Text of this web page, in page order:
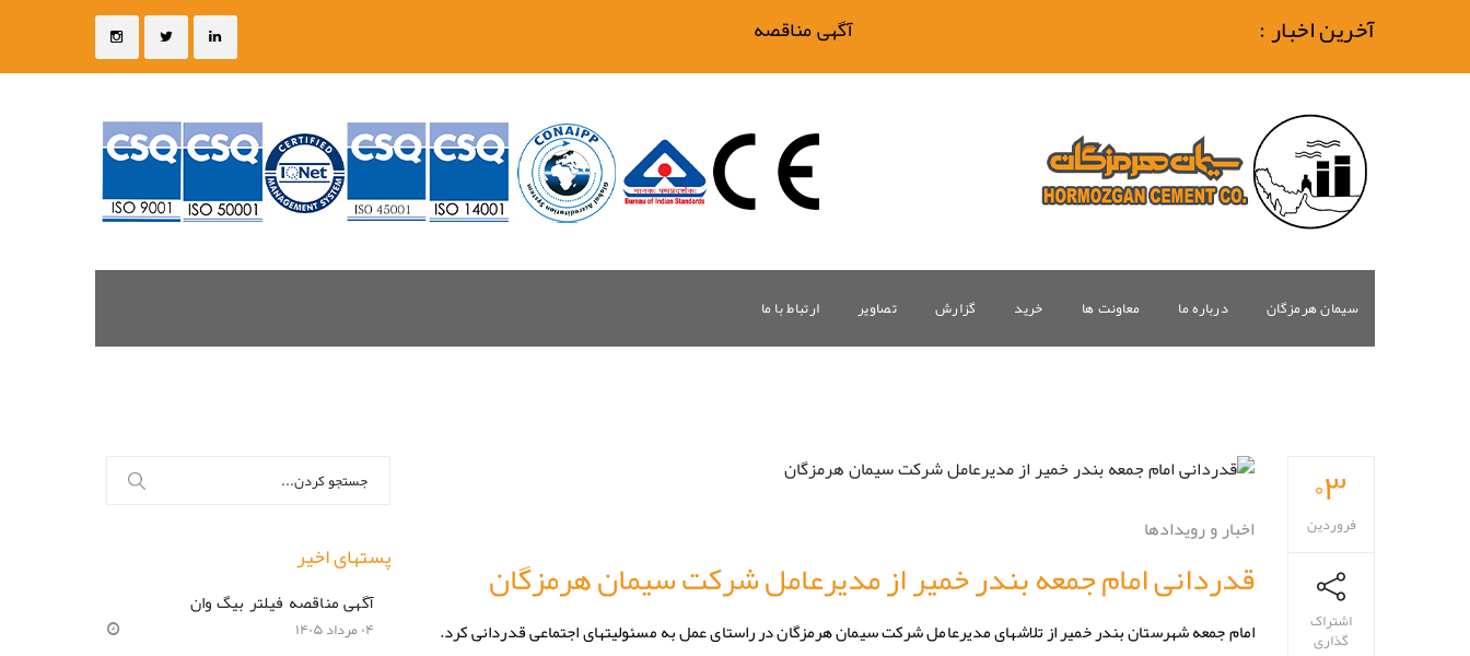
آخرین اخبار : آگهی مناقصه فیلتر بیگ وان
ارتباط با ما تصاویر گزارش خرید معاونت ها درباره ما سیمان هرمزگان
۰۳
فروردین
اشتراک
گذاری
اخبار و رویدادها
قدردانی امام جمعه بندر خمیر از مدیرعامل شرکت سیمان هرمزگان
امام جمعه شهرستان بندر خمیر از تلاشهای مدیرعامل شرکت سیمان هرمزگان در راستای عمل به مسئولیتهای اجتماعی قدردانی کرد.
برای:
پستهای اخیر
آگهی مناقصه فیلتر بیگ وان
۰۴ مرداد ۱۴۰۵